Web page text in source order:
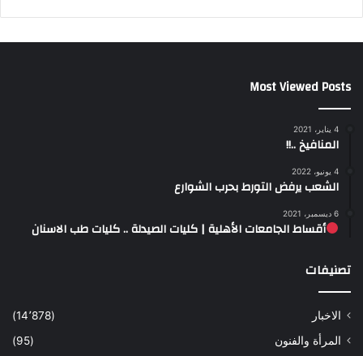
Most Viewed Posts
4 يناير، 2021
المنافيخ ..!!
4 يونيو، 2022
الشعب يرفض التورط بحرب الشوارع
6 ديسمبر، 2021
أقساط الجامعات الأهلية | كليات الصيدلة .. كليات طب الاسنان
تصنيفات
الاخبار
(14٬878)
المرأة والفنون
(95)